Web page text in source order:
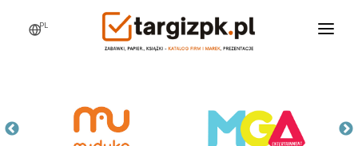
PL
PRODUKTY